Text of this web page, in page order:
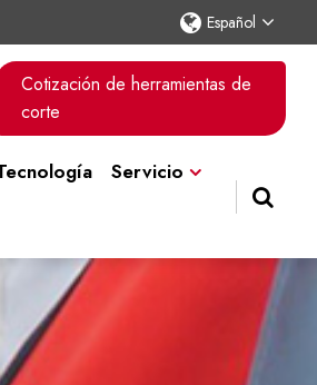
Español
Cotización de herramientas de
corte
Servicio